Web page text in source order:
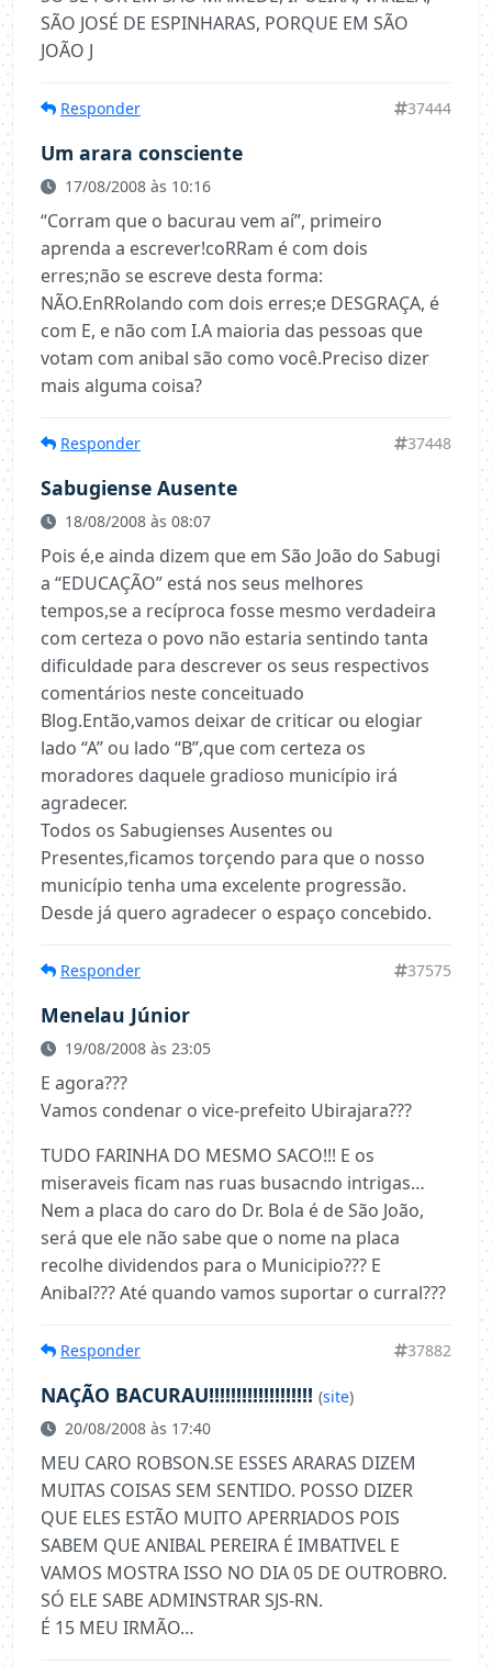
SÃO JOSÉ DE ESPINHARAS, PORQUE EM SÃO
JOÃO J
Responder 37444
Um arara consciente
17/08/2008 às 10:16
“Corram que o bacurau vem aí”, primeiro
aprenda a escrever!coRRam é com dois
erres;não se escreve desta forma:
NÃO.EnRRolando com dois erres;e DESGRAÇA, é
com E, e não com I.A maioria das pessoas que
votam com anibal são como você.Preciso dizer
mais alguma coisa?
Responder 37448
Sabugiense Ausente
18/08/2008 às 08:07
Pois é,e ainda dizem que em São João do Sabugi
a “EDUCAÇÃO” está nos seus melhores
tempos,se a recíproca fosse mesmo verdadeira
com certeza o povo não estaria sentindo tanta
dificuldade para descrever os seus respectivos
comentários neste conceituado
Blog.Então,vamos deixar de criticar ou elogiar
lado “A” ou lado “B”,que com certeza os
moradores daquele gradioso município irá
agradecer.
Todos os Sabugienses Ausentes ou
Presentes,ficamos torçendo para que o nosso
município tenha uma excelente progressão.
Desde já quero agradecer o espaço concebido.
Responder 37575
Menelau Júnior
19/08/2008 às 23:05
E agora???
Vamos condenar o vice-prefeito Ubirajara???
TUDO FARINHA DO MESMO SACO!!! E os
miseraveis ficam nas ruas busacndo intrigas…
Nem a placa do caro do Dr. Bola é de São João,
será que ele não sabe que o nome na placa
recolhe dividendos para o Municipio??? E
Anibal??? Até quando vamos suportar o curral???
Responder 37882
NAÇÃO BACURAU!!!!!!!!!!!!!!!!!!! (site)
20/08/2008 às 17:40
MEU CARO ROBSON.SE ESSES ARARAS DIZEM
MUITAS COISAS SEM SENTIDO. POSSO DIZER
QUE ELES ESTÃO MUITO APERRIADOS POIS
SABEM QUE ANIBAL PEREIRA É IMBATIVEL E
VAMOS MOSTRA ISSO NO DIA 05 DE OUTROBRO.
SÓ ELE SABE ADMINSTRAR SJS-RN.
É 15 MEU IRMÃO…